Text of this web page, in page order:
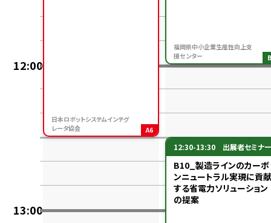
12:00
13:00
日本ロボットシステムインテグ
レータ協会
A6
福岡県中小企業生産性向上支
援センター
12:30-13:30 出展者セミナー
B10_製造ラインのカーボ
ンニュートラル実現に貢献
する省電力ソリューション
の提案